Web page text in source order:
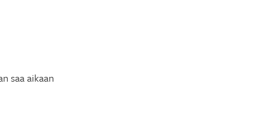
saa aikaan